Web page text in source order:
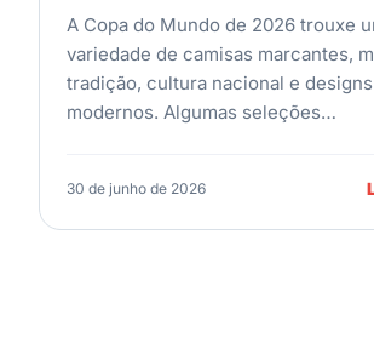
A Copa do Mundo de 2026 trouxe
variedade de camisas marcantes,
tradição, cultura nacional e designs
modernos. Algumas seleções…
30 de junho de 2026